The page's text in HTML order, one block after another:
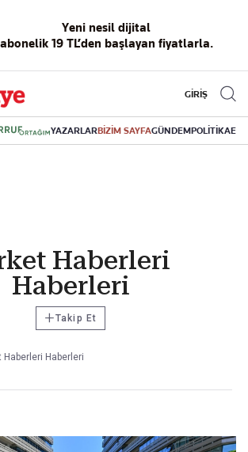
Yeni nesil dijital
abonelik 19 TL’den başlayan fiyatlarla.
GİRİŞ
YAZARLARBİZİM SAYFAGÜNDEMPOLİTİKA
Haberleri
Haberleri
+Takip Et
Haberleri Haberleri